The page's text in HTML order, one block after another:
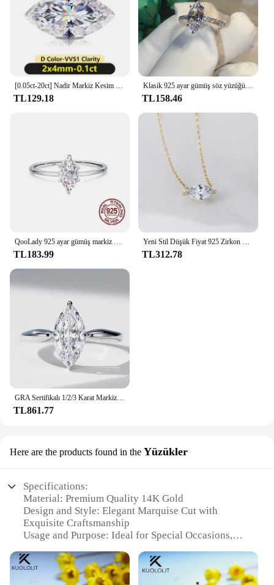
[0.05ct-20ct] Nadir Markiz Kesim Mozanit Gevşek Taş D Renk VVS1 GRA Süper Beyaz Markiz Mozanit Pırlanta Toptan
TL129.18
Klasik 925 ayar gümüş söz yüzüğü markiz kesim 3ct kadınlar için simüle elmas nişan alyanslar parti takı
TL158.46
QooLady 925 ayar gümüş markiz kesim parlak kübik zirkonya parmak yüzük kadın kızlar akşam yemeği parti aksesuarları takı SR016
TL183.99
Yeni Stil Düşük Fiyat 925 Zirkon Taşlı Markiz Kolye Pençe Ayarı Kolye
TL312.78
GRA Sertifikalı 1/2/3 Karat Markiz Kesim Mozanit Tektaş Pırlanta Yüzük Kadınlar için 925 Ayar Gümüş Nişan Alyans
TL861.77
Here are the products found in the Yüzükler
Specifications:
Material: Premium Quality 14K Gold
Design and Style: Elegant Marquise Cut with
Exquisite Craftsmanship
Usage and Purpose: Ideal for Special Occasions,
Shape or Size or Weight or Quantity: Available in
Various Sizes and Sets